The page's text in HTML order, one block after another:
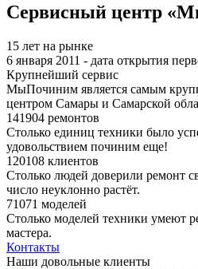
Сервисный центр
15 лет на рынке
6 января 2011 - дата открытия
Крупнейший сервис
МыПочиним является самым
центром Самары и Самарской
141904 ремонтов
Столько единиц техники было
удовольствием починим еще!
120108 клиентов
Столько людей доверили ремонт
число неуклонно растёт.
71071 моделей
Столько моделей техники умеют
мастера.
Контакты
Наши довольные клиенты